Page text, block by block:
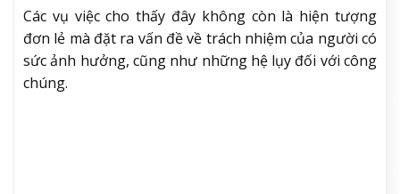
Các vụ việc cho thấy đây không còn là hiện tượng
đơn lẻ mà đặt ra vấn đề về trách nhiệm của người có
sức ảnh hưởng, cũng như những hệ lụy đối với công
chúng.